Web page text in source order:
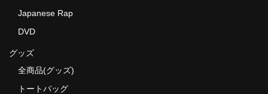
Japanese Rap
DVD
グッズ
全商品(グッズ)
トートバッグ